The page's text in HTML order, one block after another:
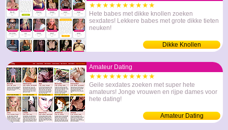
★★★★★★★★★★
Hete babes met dikke knollen zoeken
sexdates! Lekkere babes met grote dikke tieten
neuken!
Dikke Knollen
Amateur Dating
★★★★★★★★★★
Geile sexdates zoeken met super hete
amateurs! Jonge vrouwen en rijpe dames voor
hete dating!
Amateur Dating